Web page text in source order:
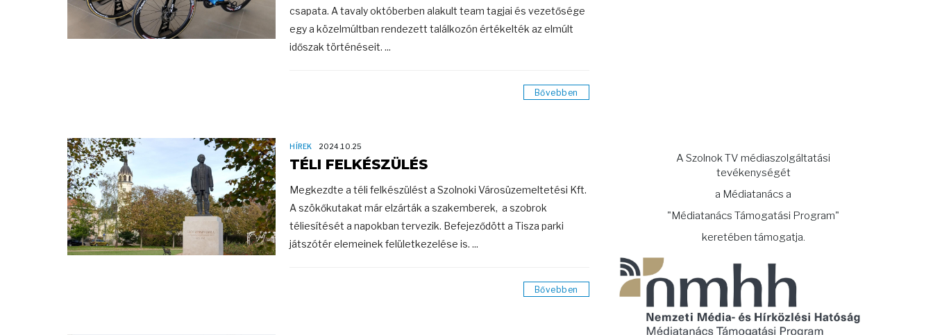
csapata. A tavaly októberben alakult team tagjai és vezetősége
egy a közelmúltban rendezett találkozón értékelték az elmúlt
időszak történéseit. ...
Bővebben
HÍREK 2024.10.25
TÉLI FELKÉSZÜLÉS
Megkezdte a téli felkészülést a Szolnoki Városüzemeltetési Kft.
A szökőkutakat már elzárták a szakemberek, a szobrok
téliesítését a napokban tervezik. Befejeződött a Tisza parki
játszótér elemeinek felületkezelése is. ...
Bővebben
A Szolnok TV médiaszolgáltatási
tevékenységét
a Médiatanács a
"Médiatanács Támogatási Program"
keretében támogatja.